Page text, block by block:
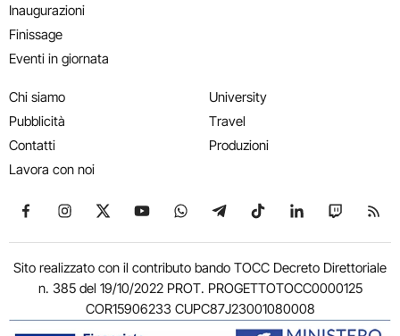
Inaugurazioni
Finissage
Eventi in giornata
Chi siamo
Pubblicità
Contatti
Lavora con noi
University
Travel
Produzioni
Seguici su Facebook
Seguici su Instagram
Seguici su X
Seguici su YouTube
Seguici su WhatsApp
Seguici su Telegram
Seguici su TikTok
Seguici su
Seguici
Sito realizzato con il contributo bando TOCC Decreto Direttoriale
n. 385 del 19/10/2022 PROT. PROGETTOTOCC0000125
COR15906233 CUPC87J23001080008